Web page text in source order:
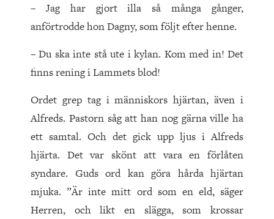
– Jag har gjort illa så många gånger,
anförtrodde hon Dagny, som följt efter henne.
– Du ska inte stå ute i kylan. Kom med in! Det
finns rening i Lammets blod!
Ordet grep tag i människors hjärtan, även i
Alfreds. Pastorn såg att han nog gärna ville ha
ett samtal. Och det gick upp ljus i Alfreds
hjärta. Det var skönt att vara en förlåten
syndare. Guds ord kan göra hårda hjärtan
mjuka. ”Är inte mitt ord som en eld, säger
Herren, och likt en slägga, som krossar